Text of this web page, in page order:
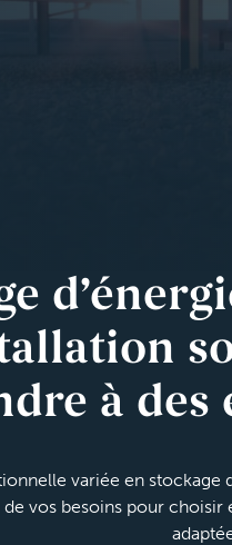
à des
variée en stockage
vos besoins pour